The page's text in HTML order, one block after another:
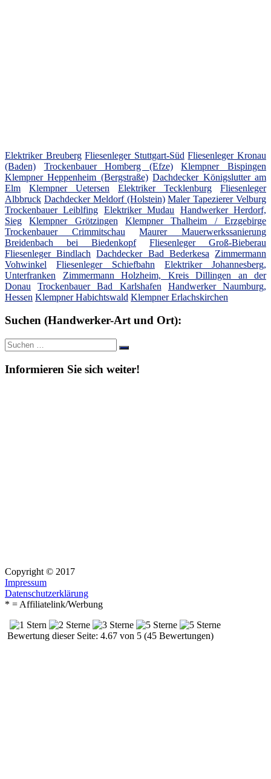
Elektriker Breuberg Fliesenleger Stuttgart-Süd Fliesenleger Kronau
(Baden)
Trockenbauer Homberg (Efze)
Klempner Bispingen
Klempner Heppenheim (Bergstraße) Dachdecker Königslutter am
Elm
Klempner Uetersen Elektriker Tecklenburg
Fliesenleger
Albbruck Dachdecker Meldorf (Holstein) Maler Tapezierer Velburg
Trockenbauer Leiblfing Elektriker Mudau
Handwerker Herdorf,
Sieg
Klempner Grötzingen
Klempner Thalheim / Erzgebirge
Trockenbauer Crimmitschau
Maurer Mauerwerkssanierung
Breidenbach bei Biedenkopf
Fliesenleger Groß-Bieberau
Fliesenleger Bindlach
Dachdecker Bad Bederkesa
Zimmermann
Vohwinkel
Fliesenleger Schiefbahn
Elektriker Johannesberg,
Unterfranken
Zimmermann Holzheim, Kreis Dillingen an der
Donau
Trockenbauer Bad Karlshafen
Handwerker Naumburg,
Hessen Klempner Habichtswald Klempner Erlachskirchen
Suchen (Handwerker-Art und Ort):
Suche
nach:
Suchen
Informieren Sie sich weiter!
Copyright © 2017
Impressum
Datenschutzerklärung
* = Affiliatelink/Werbung
Bewertung dieser Seite: 4.67 von 5 (45 Bewertungen)